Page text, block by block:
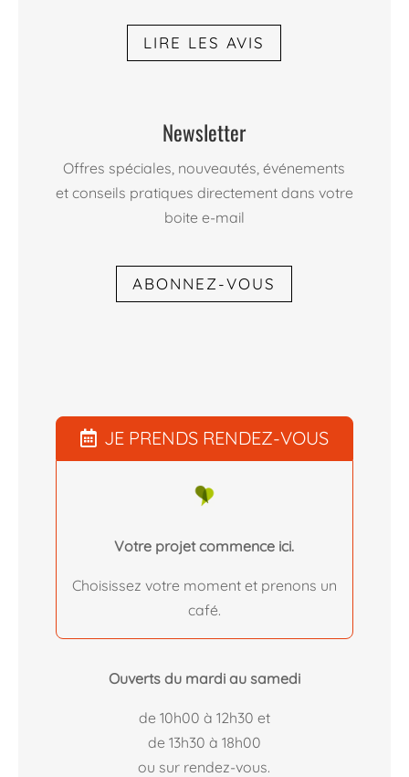
LIRE LES AVIS
Newsletter
Offres spéciales, nouveautés, événements
et conseils pratiques directement dans votre
boite e-mail
ABONNEZ-VOUS
JE PRENDS RENDEZ-VOUS
Votre projet commence ici.
Choisissez votre moment et prenons un
café.
Ouverts du mardi au samedi
de 10h00 à 12h30 et
de 13h30 à 18h00
ou sur rendez-vous.